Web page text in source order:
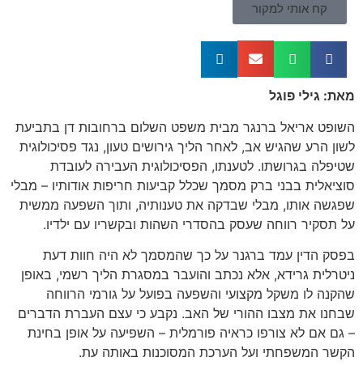
קח אותי למקור
מאת: גילי פוגל
השופט אריאל ברנגר מבית משפט השלום ברחובות דן בתביעת
לשון הרע שהגיש אב, לאחר הליך גירושים טעון, נגד פסיכולוגית
שטיפלה בגרושתו. לטענתו, הפסיכולוגית העבירה לעובדת
סוציאלית בבני ברק מסמך שכלל קביעות חריפות אודותיו – מבלי
שפגשה אותו, מבלי שבדקה את טענותיה, ותוך השפעה ממשית
על תסקיר רווחה שעסק בהסדרי השהות ובקשריו עם ילדיו.
בפסק הדין עמד ברגנר על כך שהמסמך לא היה חוות דעת
ניטרלית גרידא, אלא נכתב והועבר במסגרת הליך רשמי, באופן
שהקנה לו משקל מקצועי והשפעה בפועל על גורמי הרווחה
שבחנו את מצבו ההורי של האב. נקבע כי עצם העברת הדברים
– גם אם לא צורפו כראיה פורמלית – השפיעה על אופן בחינת
הקשר המשפחתי ועל הערכת המסוכנות באותה עת.